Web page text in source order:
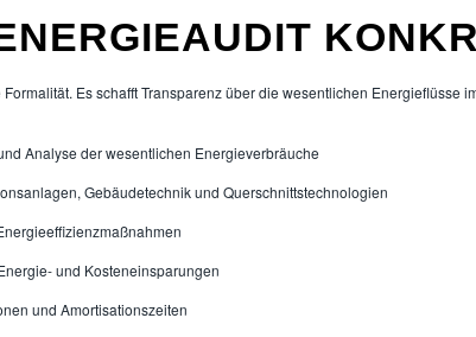
Es schafft Transparenz über die wesentlichen
Analyse der wesentlichen Energieverbräuche
Gebäudetechnik und Querschnittstechnologien
und Kosteneinsparungen
und Amortisationszeiten